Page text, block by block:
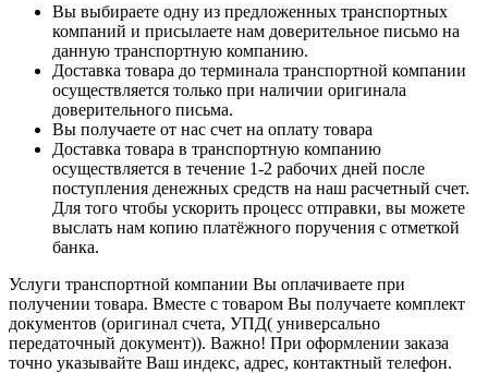
Вы выбираете одну из предложенных транспортных
компаний и присылаете нам доверительное письмо на
данную транспортную компанию.
Доставка товара до терминала транспортной компании
осуществляется только при наличии оригинала
доверительного письма.
Вы получаете от нас счет на оплату товара
Доставка товара в транспортную компанию
осуществляется в течение 1-2 рабочих дней после
поступления денежных средств на наш расчетный счет.
Для того чтобы ускорить процесс отправки, вы можете
выслать нам копию платёжного поручения с отметкой
банка.
Услуги транспортной компании Вы оплачиваете при
получении товара. Вместе с товаром Вы получаете комплект
документов (оригинал счета, УПД( универсально
передаточный документ)). Важно! При оформлении заказа
точно указывайте Ваш индекс, адрес, контактный телефон.